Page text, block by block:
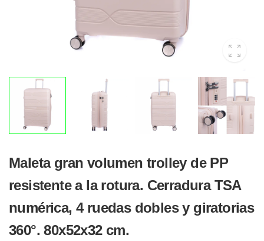
Maleta gran volumen trolley de PP
resistente a la rotura. Cerradura TSA
numérica, 4 ruedas dobles y giratorias
360°. 80x52x32 cm.